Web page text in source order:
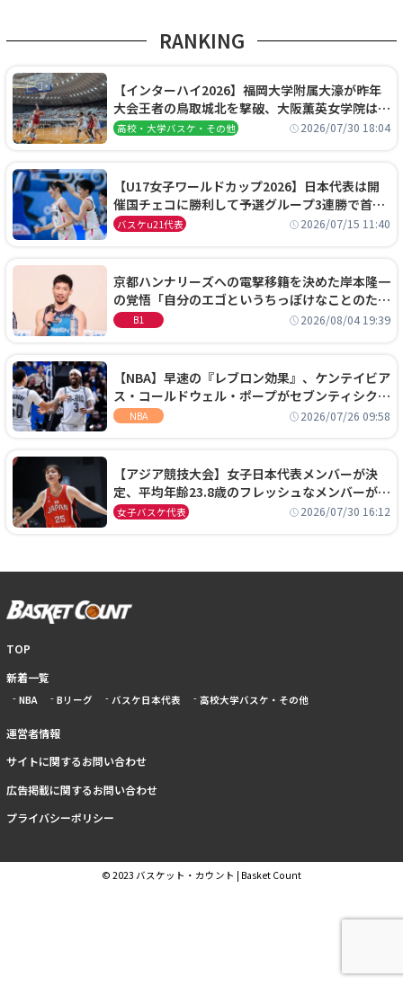
RANKING
【インターハイ2026】福岡大学附属大濠が昨年
大会王者の鳥取城北を撃破、大阪薫英女学院は岐
阜女子に完勝、大会3日目試合結果
高校・大学バスケ・その他 2026/07/30 18:04
【U17女子ワールドカップ2026】日本代表は開
催国チェコに勝利して予選グループ3連勝で首位
通過！準々決勝の相手はエジプトに決定
バスケu21代表 2026/07/15 11:40
京都ハンナリーズへの電撃移籍を決めた岸本隆一
の覚悟「自分のエゴというちっぽけなことのため
に、京都に来たわけではない」
B1 2026/08/04 19:39
【NBA】早速の『レブロン効果』、ケンテイビア
ス・コールドウェル・ポープがセブンティシクサ
ーズに1年契約で加入
NBA 2026/07/26 09:58
【アジア競技大会】女子日本代表メンバーが決
定、平均年齢23.8歳のフレッシュなメンバーが日
本開催の大舞台で頂点を狙う
女子バスケ代表 2026/07/30 16:12
TOP
新着一覧
NBA Bリーグ バスケ日本代表 高校大学バスケ・その他
運営者情報
サイトに関するお問い合わせ
広告掲載に関するお問い合わせ
プライバシーポリシー
© 2023 バスケット・カウント | Basket Count